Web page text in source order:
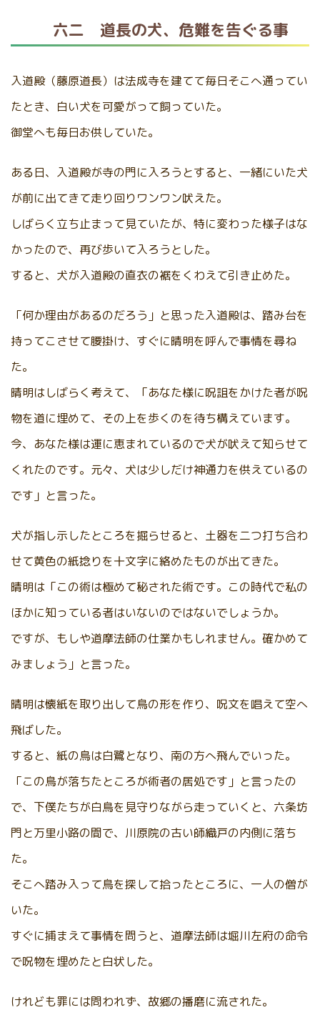
六二 道長の犬、危難を告ぐる事
入道殿（藤原道長）は法成寺を建てて毎日そこへ通ってい
たとき、白い犬を可愛がって飼っていた。
御堂へも毎日お供していた。
ある日、入道殿が寺の門に入ろうとすると、一緒にいた犬
が前に出てきて走り回りワンワン吠えた。
しばらく立ち止まって見ていたが、特に変わった様子はな
かったので、再び歩いて入ろうとした。
すると、犬が入道殿の直衣の裾をくわえて引き止めた。
「何か理由があるのだろう」と思った入道殿は、踏み台を
持ってこさせて腰掛け、すぐに晴明を呼んで事情を尋ね
た。
晴明はしばらく考えて、「あなた様に呪詛をかけた者が呪
物を道に埋めて、その上を歩くのを待ち構えています。
今、あなた様は運に恵まれているので犬が吠えて知らせて
くれたのです。元々、犬は少しだけ神通力を供えているの
です」と言った。
犬が指し示したところを掘らせると、土器を二つ打ち合わ
せて黄色の紙捻りを十文字に絡めたものが出てきた。
晴明は「この術は極めて秘された術です。この時代で私の
ほかに知っている者はいないのではないでしょうか。
ですが、もしや道摩法師の仕業かもしれません。確かめて
みましょう」と言った。
晴明は懐紙を取り出して鳥の形を作り、呪文を唱えて空へ
飛ばした。
すると、紙の鳥は白鷺となり、南の方へ飛んでいった。
「この鳥が落ちたところが術者の居処です」と言ったの
で、下僕たちが白鳥を見守りながら走っていくと、六条坊
門と万里小路の間で、川原院の古い師織戸の内側に落ち
た。
そこへ踏み入って鳥を探して拾ったところに、一人の僧が
いた。
すぐに捕まえて事情を問うと、道摩法師は堀川左府の命令
で呪物を埋めたと白状した。
けれども罪には問われず、故郷の播磨に流された。